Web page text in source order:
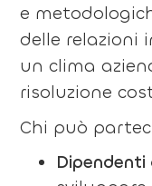
e
delle relazioni
un clima
risoluzione
Chi può
Dipendenti